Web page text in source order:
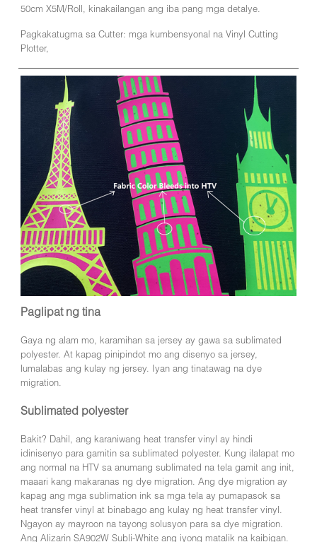
50cm X5M/Roll, kinakailangan ang iba pang mga detalye.
Pagkakatugma sa Cutter: mga kumbensyonal na Vinyl Cutting
Plotter,
Paglipat ng tina
Gaya ng alam mo, karamihan sa jersey ay gawa sa sublimated
polyester. At kapag pinipindot mo ang disenyo sa jersey,
lumalabas ang kulay ng jersey. Iyan ang tinatawag na dye
migration.
Sublimated polyester
Bakit? Dahil, ang karaniwang heat transfer vinyl ay hindi
idinisenyo para gamitin sa sublimated polyester. Kung ilalapat mo
ang normal na HTV sa anumang sublimated na tela gamit ang init,
maaari kang makaranas ng dye migration. Ang dye migration ay
kapag ang mga sublimation ink sa mga tela ay pumapasok sa
heat transfer vinyl at binabago ang kulay ng heat transfer vinyl.
Ngayon ay mayroon na tayong solusyon para sa dye migration.
Ang Alizarin SA902W Subli-White ang iyong matalik na kaibigan.